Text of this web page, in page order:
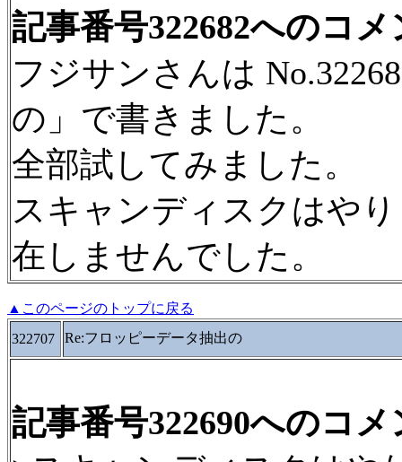
記事番号322682へのコメ
フジサンさんは
の」で書きました。
全部試してみました。
スキャンディスクはや
在しませんでした。
▲このページのトップに戻る
322707
Re:フロッピーデータ抽出の
記事番号322690へのコメ